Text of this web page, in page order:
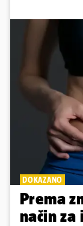
DOKAZANO
Prema
način